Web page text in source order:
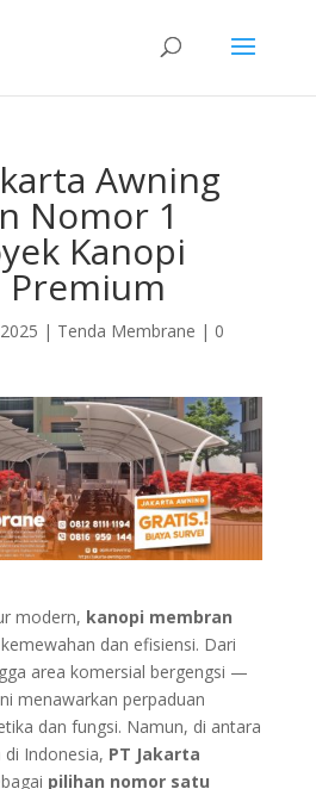
Awning
Nomor 1
Kanopi
| Tenda Membrane | 0
modern, kanopi membran
dan efisiensi. Dari
area komersial bergengsi —
menawarkan perpaduan
dan fungsi. Namun, di antara
Indonesia, PT Jakarta
pilihan nomor satu